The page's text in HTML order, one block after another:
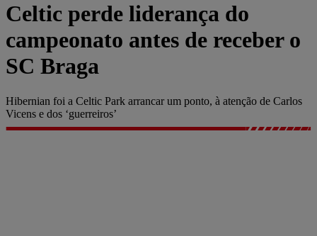
Celtic perde liderança do
campeonato antes de receber o
SC Braga
Hibernian foi a Celtic Park arrancar um ponto, à atenção de Carlos
Vicens e dos ‘guerreiros’